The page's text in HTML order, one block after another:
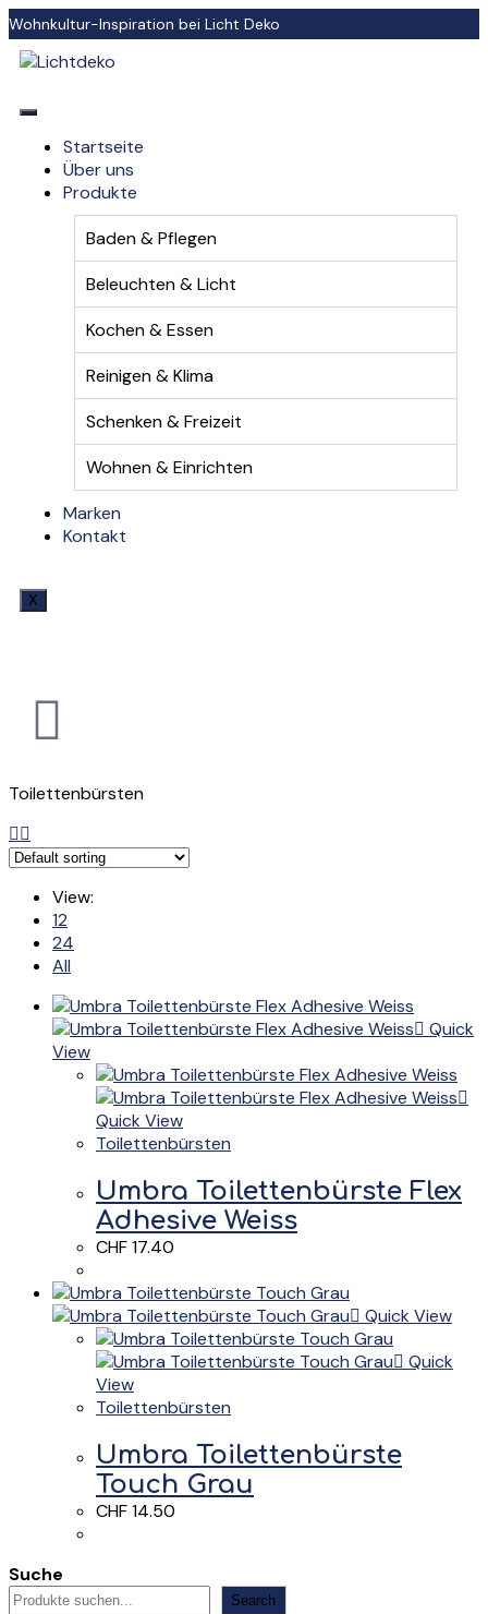
Wohnkultur-Inspiration bei Licht Deko
Startseite
Über uns
Produkte
Baden & Pflegen
Beleuchten & Licht
Kochen & Essen
Reinigen & Klima
Schenken & Freizeit
Wohnen & Einrichten
Marken
Kontakt
X
Toilettenbürsten
View:
12
24
All
Quick
View
Quick View
Toilettenbürsten
Umbra Toilettenbürste Flex
Adhesive Weiss
CHF17.40
Quick View
Quick
View
Toilettenbürsten
Umbra Toilettenbürste
Touch Grau
CHF14.50
Suche
Search